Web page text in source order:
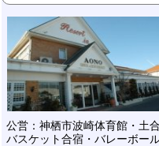
公営：神栖市波崎体育館・土
バスケット合宿・バレーボー